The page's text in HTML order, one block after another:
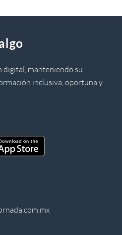
digital, manteniendo su
inclusiva, oportuna y